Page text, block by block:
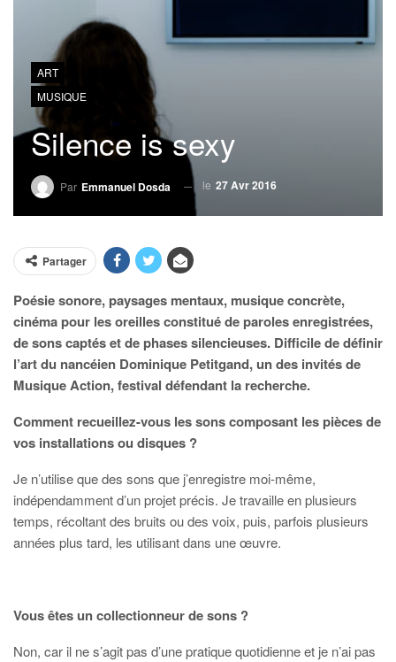
ART
MUSIQUE
Silence is sexy
Par Emmanuel Dosda le 27 Avr 2016
Partager
Poésie sonore, paysages mentaux, musique concrète,
cinéma pour les oreilles constitué de paroles enregistrées,
de sons captés et de phases silencieuses. Difficile de définir
l’art du nancéien Dominique Petitgand, un des invités de
Musique Action, festival défendant la recherche.
Comment recueillez-vous les sons composant les pièces de
vos installations ou disques ?
Je n’utilise que des sons que j’enregistre moi-même,
indépendamment d’un projet précis. Je travaille en plusieurs
temps, récoltant des bruits ou des voix, puis, parfois plusieurs
années plus tard, les utilisant dans une œuvre.
Vous êtes un collectionneur de sons ?
Non, car il ne s’agit pas d’une pratique quotidienne et je n’ai pas